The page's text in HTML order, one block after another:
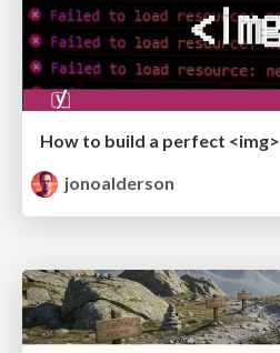
How to build a perfect <img>
jonoalderson